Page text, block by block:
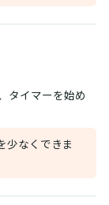
タイマーを始め
少なくできま